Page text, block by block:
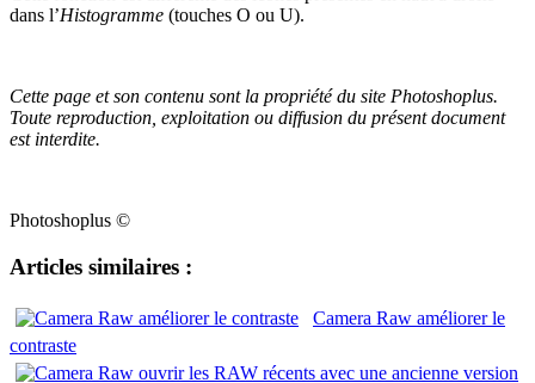
dans l’Histogramme (touches O ou U).
Cette page et son contenu sont la propriété du site Photoshoplus.
Toute reproduction, exploitation ou diffusion du présent document
est interdite.
Photoshoplus ©
Articles similaires :
Camera Raw améliorer le
contraste